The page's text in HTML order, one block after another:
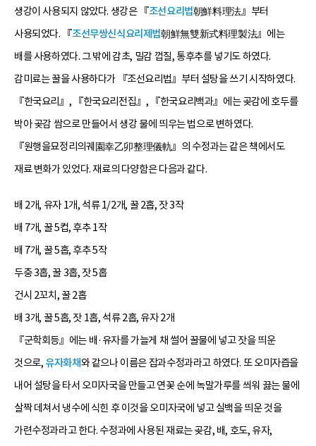
생강이 사용되지 않았다. 생강은 『조선요리법朝鮮料理法』부터
사용되었다. 『조선무쌍신식요리제법朝鮮無雙新式料理製法』에는
배를 사용하였다. 그 밖에 감초, 밀감 껍질, 통후추를 넣기도 하였다.
감미료는 꿀을 사용하다가 『조선요리법』부터 설탕을 쓰기 시작하였다.
『한국요리』, 『한국요리전집』, 『한국요리백과』에는 곶감에 호두를
박아 곶감 쌈으로 만들어서 생강 물에 띄우는 법으로 변하였다.
『원행을묘정리의궤園幸乙卯整理儀軌』의 수정과는 같은 책에서도
재료 변화가 있었다. 재료의 다양함은 다음과 같다.
배 2개, 유자 1개, 석류 1/2개, 꿀 2홉, 잣 3작
배 7개, 꿀 5컵, 후추 1작
배 7개, 꿀 5홉, 후추 5작
두충 3홉, 꿀 3홉, 잣 5홉
건시 2꼬치, 꿀 2홉
배 3개, 꿀 5홉, 잣 1홉, 석류 2홉, 유자 2개
『군학회등』에는 배·유자를 가늘게 채 썰어 꿀물에 넣고 잣을 띄운
것으로, 유자화채와 같으나 이름은 잡과수정과라고 하였다. 또 오미자즙을
내어 설탕을 타서 오미자국을 만들고 연꽃 순에 녹말가루를 씌워 끓는 물에
살짝 데쳐서 냉수에 식힌 후 이것을 오미자국에 넣고 실백을 띄운 것을
가련수정과라고 한다. 수정과에 사용된 재료는 곶감, 배, 호도, 유자,